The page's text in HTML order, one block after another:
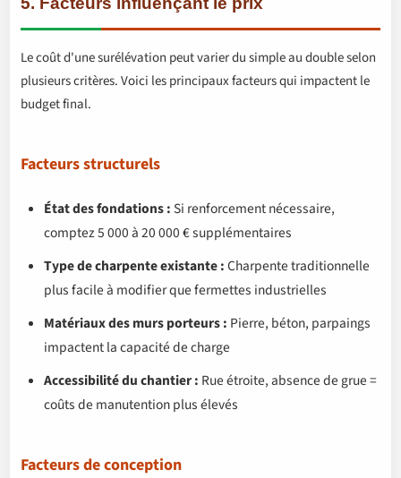
Le coût d'une surélévation peut varier du simple au double selon
plusieurs critères. Voici les principaux facteurs qui impactent le
budget final.
Facteurs structurels
État des fondations :Si renforcement nécessaire,
comptez 5 000 à 20 000 € supplémentaires
Type de charpente existante :Charpente traditionnelle
plus facile à modifier que fermettes industrielles
Matériaux des murs porteurs : Pierre, béton, parpaings
impactent la capacité de charge
Accessibilité du chantier : Rue étroite, absence de grue =
coûts de manutention plus élevés
Facteurs de conception